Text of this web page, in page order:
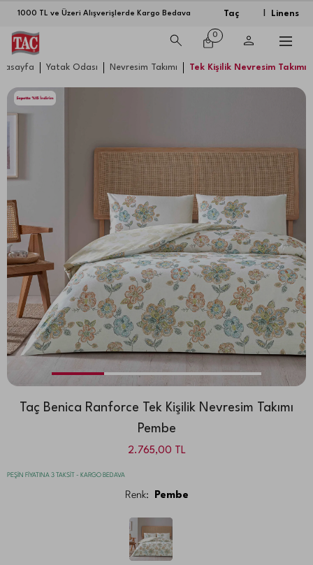
1000 TL ve Üzeri Alışverişlerde Kargo Bedava Taç Linens
0
Yatak Odası Nevresim Takımı Tek Kişilik Nevresim Takımı
Taç Benica Ranforce Tek Kişilik Nevresim Takımı
Pembe
2.765,00 TL
PEŞİN FİYATINA 3 TAKSİT - KARGO BEDAVA
Renk: Pembe